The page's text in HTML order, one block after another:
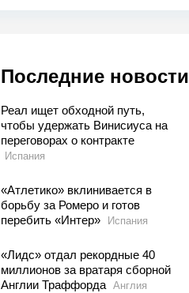
Последние новости
Реал ищет обходной путь,
чтобы удержать Винисиуса на
переговорах о контракте
Испания
«Атлетико» вклинивается в
борьбу за Ромеро и готов
перебить «Интер»
Испания
«Лидс» отдал рекордные 40
миллионов за вратаря сборной
Англии Траффорда Англия